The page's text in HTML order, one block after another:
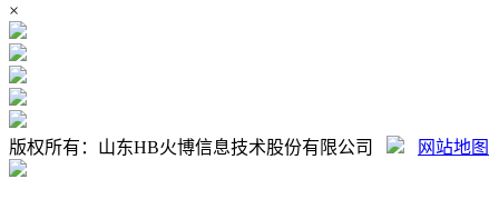
×
版权所有：山东HB火博信息技术股份有限公司 网站地图